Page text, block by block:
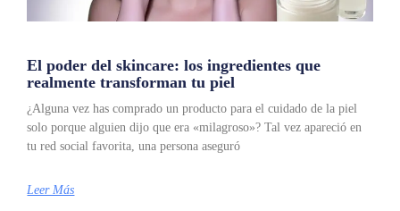
El poder del skincare: los ingredientes que
realmente transforman tu piel
¿Alguna vez has comprado un producto para el cuidado de la piel
solo porque alguien dijo que era «milagroso»? Tal vez apareció en
tu red social favorita, una persona aseguró
Leer Más